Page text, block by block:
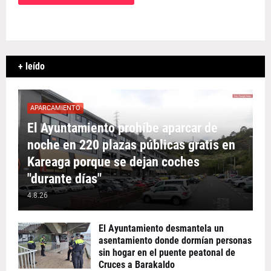
+ leído
APARCAMIENTO
El Ayuntamiento prohíbe aparcar de
noche en 220 plazas públicas gratis en
Kareaga porque se dejan coches
"durante días"
4.8.26
El Ayuntamiento desmantela un
asentamiento donde dormían personas
sin hogar en el puente peatonal de
Cruces a Barakaldo